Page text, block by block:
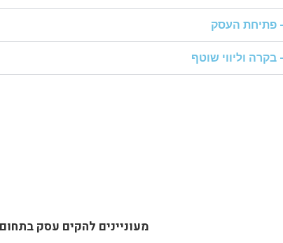
מעוניינים להקים עסק